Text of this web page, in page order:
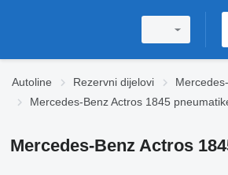
Autoline Rezervni dijelovi
Mercedes-Benz Actros 1845
Mercedes-Benz Actros